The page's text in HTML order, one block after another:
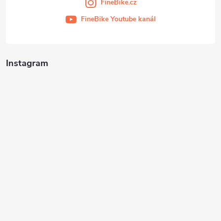
Instagram
FineBike.cz
FineBike Youtube kanál